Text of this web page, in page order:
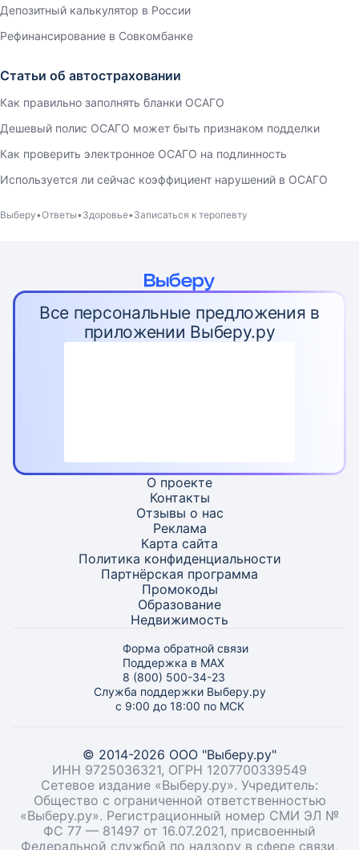
Депозитный калькулятор в России
Рефинансирование в Совкомбанке
Статьи об автостраховании
Как правильно заполнять бланки ОСАГО
Дешевый полис ОСАГО может быть признаком подделки
Как проверить электронное ОСАГО на подлинность
Используется ли сейчас коэффициент нарушений в ОСАГО
Выберу Ответы Здоровье Записаться к теропевту
Все персональные предложения в
приложении Выберу.ру
О проекте
Контакты
Отзывы о нас
Реклама
Карта сайта
Политика конфиденциальности
Партнёрская программа
Промокоды
Образование
Недвижимость
Форма обратной связи
Поддержка в MAX
8 (800) 500-34-23
Служба поддержки Выберу.ру
с 9:00 до 18:00 по МСК
© 2014-2026 ООО "Выберу.ру"
ИНН 9725036321, ОГРН 1207700339549
Сетевое издание «Выберу.ру». Учредитель:
Общество с ограниченной ответственностью
«Выберу.ру». Регистрационный номер СМИ ЭЛ №
ФС 77 — 81497 от 16.07.2021, присвоенный
Федеральной службой по надзору в сфере связи,